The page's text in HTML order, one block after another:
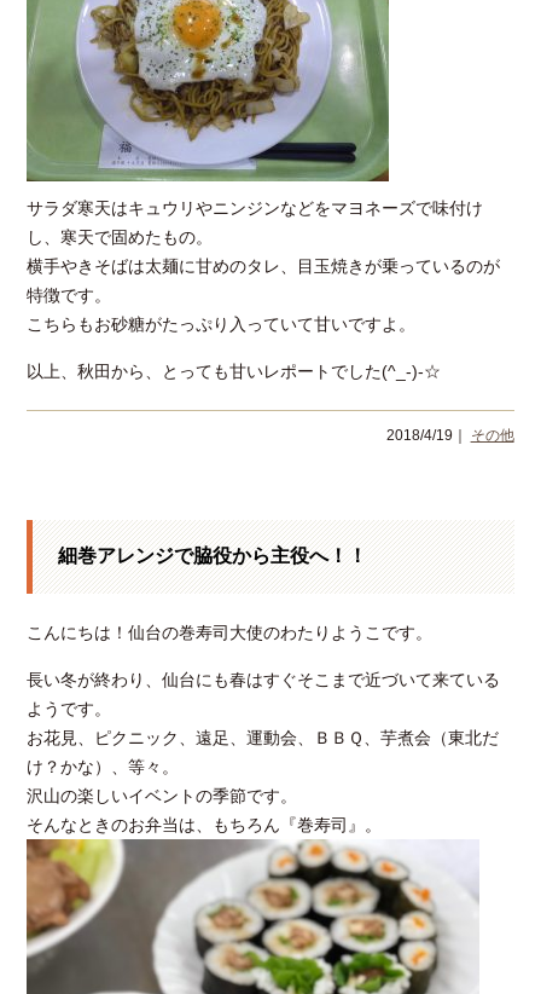
サラダ寒天はキュウリやニンジンなどをマヨネーズで味付け
し、寒天で固めたもの。
横手やきそばは太麺に甘めのタレ、目玉焼きが乗っているのが
特徴です。
こちらもお砂糖がたっぷり入っていて甘いですよ。
以上、秋田から、とっても甘いレポートでした(^_-)-☆
2018/4/19｜ その他
細巻アレンジで脇役から主役へ！！
こんにちは！仙台の巻寿司大使のわたりようこです。
長い冬が終わり、仙台にも春はすぐそこまで近づいて来ている
ようです。
お花見、ピクニック、遠足、運動会、ＢＢＱ、芋煮会（東北だ
け？かな）、等々。
沢山の楽しいイベントの季節です。
そんなときのお弁当は、もちろん『巻寿司』。